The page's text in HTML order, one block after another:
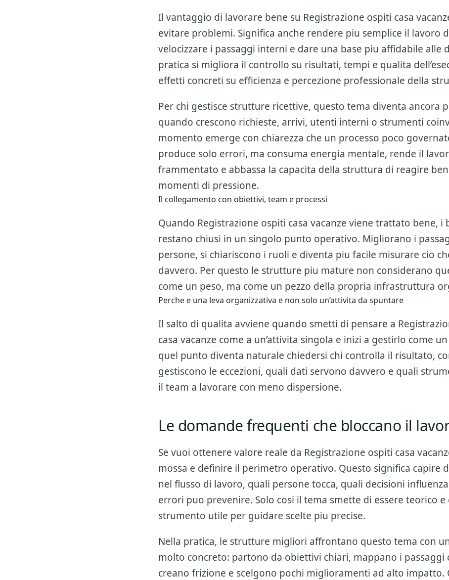
Il vantaggio di lavorare bene su Registrazione ospiti casa
evitare problemi. Significa anche rendere piu semplice il lavoro
velocizzare i passaggi interni e dare una base piu affidabile alle
pratica si migliora il controllo su risultati, tempi e qualita
effetti concreti su efficienza e percezione professionale della
Per chi gestisce strutture ricettive, questo tema diventa ancora
quando crescono richieste, arrivi, utenti interni o strumenti
momento emerge con chiarezza che un processo poco
produce solo errori, ma consuma energia mentale, rende il
frammentato e abbassa la capacita della struttura di reagire
momenti di pressione.
Il collegamento con obiettivi, team e processi
Quando Registrazione ospiti casa vacanze viene trattato bene, i
restano chiusi in un singolo punto operativo. Migliorano i
persone, si chiariscono i ruoli e diventa piu facile misurare cio
davvero. Per questo le strutture piu mature non considerano
come un peso, ma come un pezzo della propria infrastruttura
Perche e una leva organizzativa e non solo un’attivita da spuntare
Il salto di qualita avviene quando smetti di pensare a
casa vacanze come a un’attivita singola e inizi a gestirlo come
quel punto diventa naturale chiedersi chi controlla il risultato,
gestiscono le eccezioni, quali dati servono davvero e quali
il team a lavorare con meno dispersione.
Le domande frequenti che bloccano il
Se vuoi ottenere valore reale da Registrazione ospiti casa
mossa e definire il perimetro operativo. Questo significa capire
nel flusso di lavoro, quali persone tocca, quali decisioni
errori puo prevenire. Solo cosi il tema smette di essere teorico
strumento utile per guidare scelte piu precise.
Nella pratica, le strutture migliori affrontano questo tema con
molto concreto: partono da obiettivi chiari, mappano i passaggi
creano frizione e scelgono pochi miglioramenti ad alto impatto.